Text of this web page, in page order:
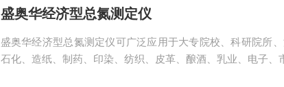
盛奥华经济型总氮测定仪
盛奥华经济型总氮测定仪可广泛应用于大专院校、科研院所
石化、造纸、制药、印染、纺织、皮革、酿酒、乳业、电子、